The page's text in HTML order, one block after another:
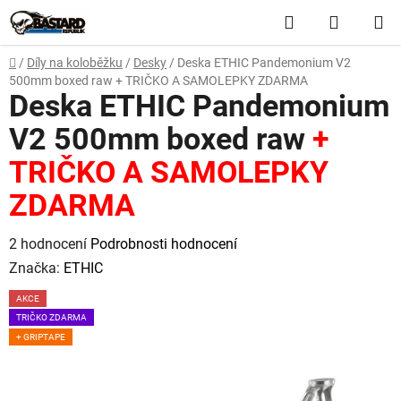
Přejít
na
obsah
Hledat
KOŠÍK
Domů
/ Díly na koloběžku / Desky / Deska ETHIC Pandemonium V2
500mm boxed raw + TRIČKO A SAMOLEPKY ZDARMA
Deska ETHIC Pandemonium
V2 500mm boxed raw +
TRIČKO A SAMOLEPKY
ZDARMA
Průměrné
hodnocení
produktu
je
5,0
2 hodnocení Podrobnosti hodnocení
Značka: ETHIC
AKCE
TRIČKO ZDARMA
+ GRIPTAPE